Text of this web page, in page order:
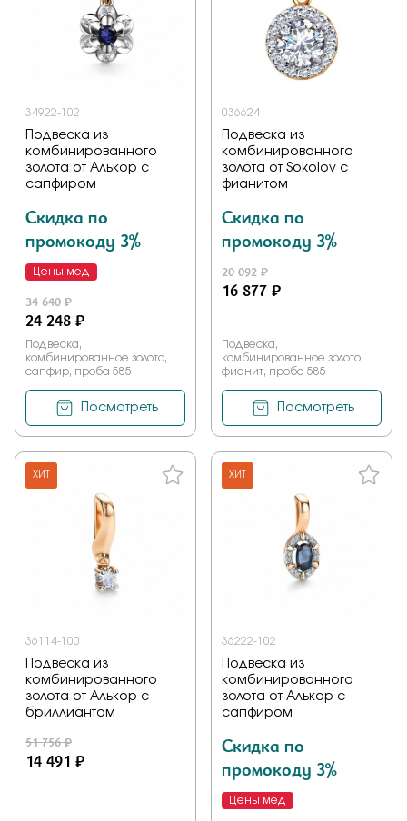
34922-102
Подвеска из
комбинированного
золота от Алькор с
сапфиром
Скидка по
промокоду 3%
Цены мед
34 640 ₽
24 248 ₽
Подвеска,
комбинированное золото,
сапфир, проба 585
Посмотреть
036624
Подвеска из
комбинированного
золота от Sokolov с
фианитом
Скидка по
промокоду 3%
20 092 ₽
16 877 ₽
Подвеска,
комбинированное золото,
фианит, проба 585
Посмотреть
ХИТ
36114-100
Подвеска из
комбинированного
золота от Алькор с
бриллиантом
51 756 ₽
14 491 ₽
ХИТ
36222-102
Подвеска из
комбинированного
золота от Алькор с
сапфиром
Скидка по
промокоду 3%
Цены мед
Заказать
Подтверждаю, что я ознакомлен и согласен с условиями
политики конфиденциальности
Отправить